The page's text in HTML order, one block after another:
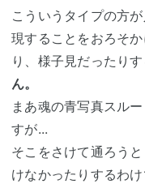
こういうタイプの方
現することをおろそ
り、様子見だったりす
ん。
まあ魂の青写真スル
すが...
そこをさけて通ろう
けなかったりするわ